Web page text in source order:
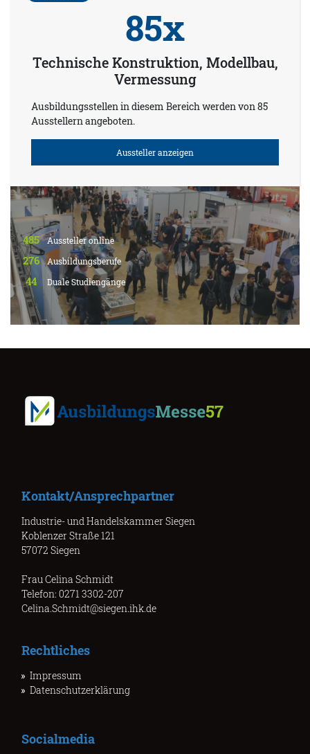
85x
Technische Konstruktion, Modellbau,
Vermessung
Ausbildungsstellen in diesem Bereich werden von 85
Ausstellern angeboten.
Aussteller anzeigen
485 Aussteller online
276 Ausbildungsberufe
44 Duale Studiengänge
Kontakt/Ansprechpartner
Industrie- und Handelskammer Siegen
Koblenzer Straße 121
57072 Siegen
Frau Celina Schmidt
Telefon: 0271 3302-207
Celina.Schmidt@siegen.ihk.de
Rechtliches
Impressum
Datenschutzerklärung
Socialmedia